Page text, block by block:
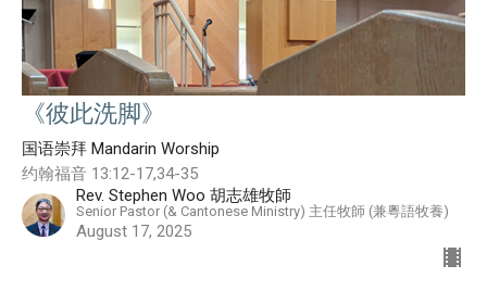
《彼此洗脚》
国语崇拜 Mandarin Worship
约翰福音 13:12-17,34-35
Rev. Stephen Woo 胡志雄牧師
Senior Pastor (& Cantonese Ministry) 主任牧師 (兼粵語牧養)
August 17, 2025